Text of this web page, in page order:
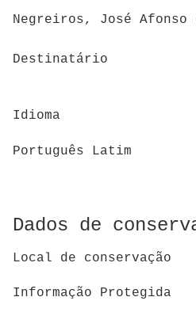
Destinatário
Idioma
Português Latim
Dados de
Local de conservação
Informação Protegida